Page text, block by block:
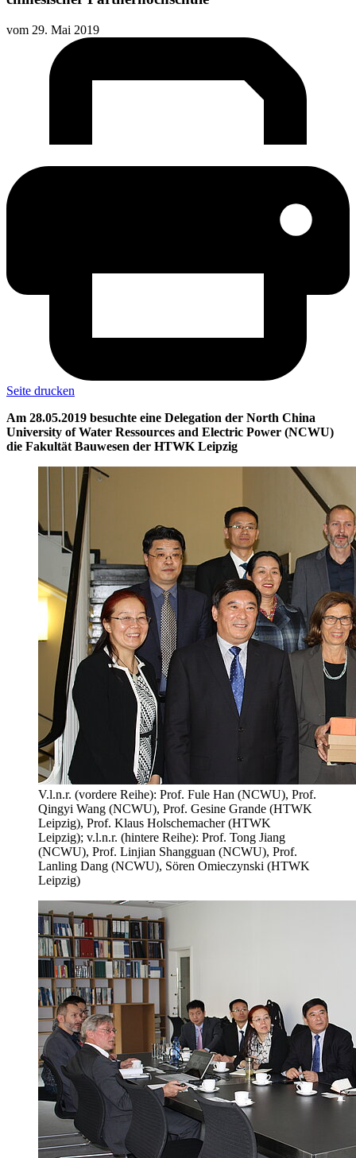
vom 29. Mai 2019
Seite drucken
Am 28.05.2019 besuchte eine Delegation der North China
University of Water Ressources and Electric Power (NCWU)
die Fakultät Bauwesen der HTWK Leipzig
V.l.n.r. (vordere Reihe): Prof. Fule Han (NCWU), Prof.
Qingyi Wang (NCWU), Prof. Gesine Grande (HTWK
Leipzig), Prof. Klaus Holschemacher (HTWK
Leipzig); v.l.n.r. (hintere Reihe): Prof. Tong Jiang
(NCWU), Prof. Linjian Shangguan (NCWU), Prof.
Lanling Dang (NCWU), Sören Omieczynski (HTWK
Leipzig)